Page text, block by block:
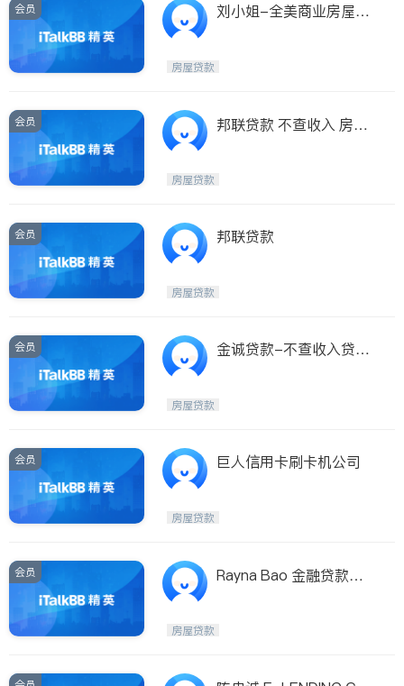
会员
刘小姐-全美商业房屋贷
房屋贷款
会员
邦联贷款 不查收入 房屋
房屋贷款
会员 邦联贷款
房屋贷款
会员
金诚贷款-不查收入贷
房屋贷款
会员 巨人信用卡刷卡机公司
房屋贷款
会员
Rayna Bao 金融贷款顾
房屋贷款